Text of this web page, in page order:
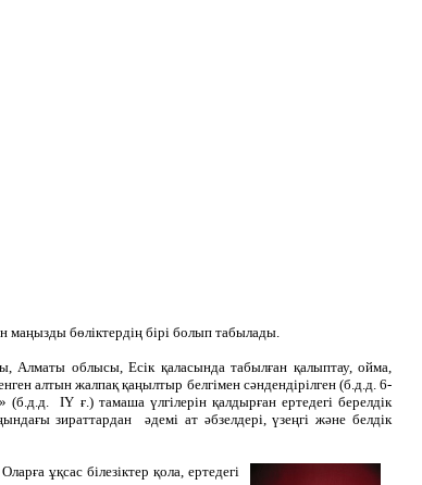
маңызды бөліктердің бірі болып табылады.
Алматы облысы, Есік қаласында табылған қалыптау, ойма,
алтын жалпақ қаңылтыр белгімен сәндендірілген (б.д.д. 6-
ІҮ ғ.) тамаша үлгілерін қалдырған ертедегі берелдік
зираттардан әдемі ат әбзелдері, үзеңгі және белдік
ұқсас білезіктер қола, ертедегі